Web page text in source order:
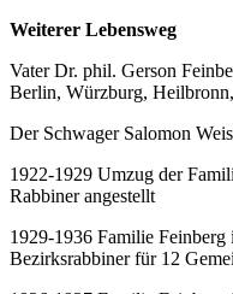
Weiterer Lebensweg
Vater Dr. phil. Gerson
Berlin, Würzburg,
Der Schwager Salomon
1922-1929 Umzug der
Rabbiner angestellt
1929-1936 Familie
Bezirksrabbiner für 12